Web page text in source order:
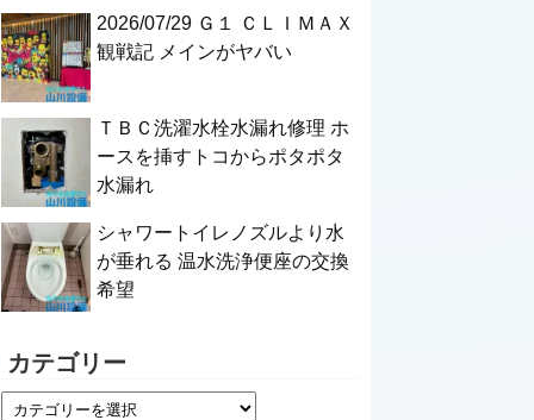
2026/07/29 Ｇ１ ＣＬＩＭＡＸ
観戦記 メインがヤバい
ＴＢＣ洗濯水栓水漏れ修理 ホ
ースを挿すトコからポタポタ
水漏れ
シャワートイレノズルより水
が垂れる 温水洗浄便座の交換
希望
カテゴリー